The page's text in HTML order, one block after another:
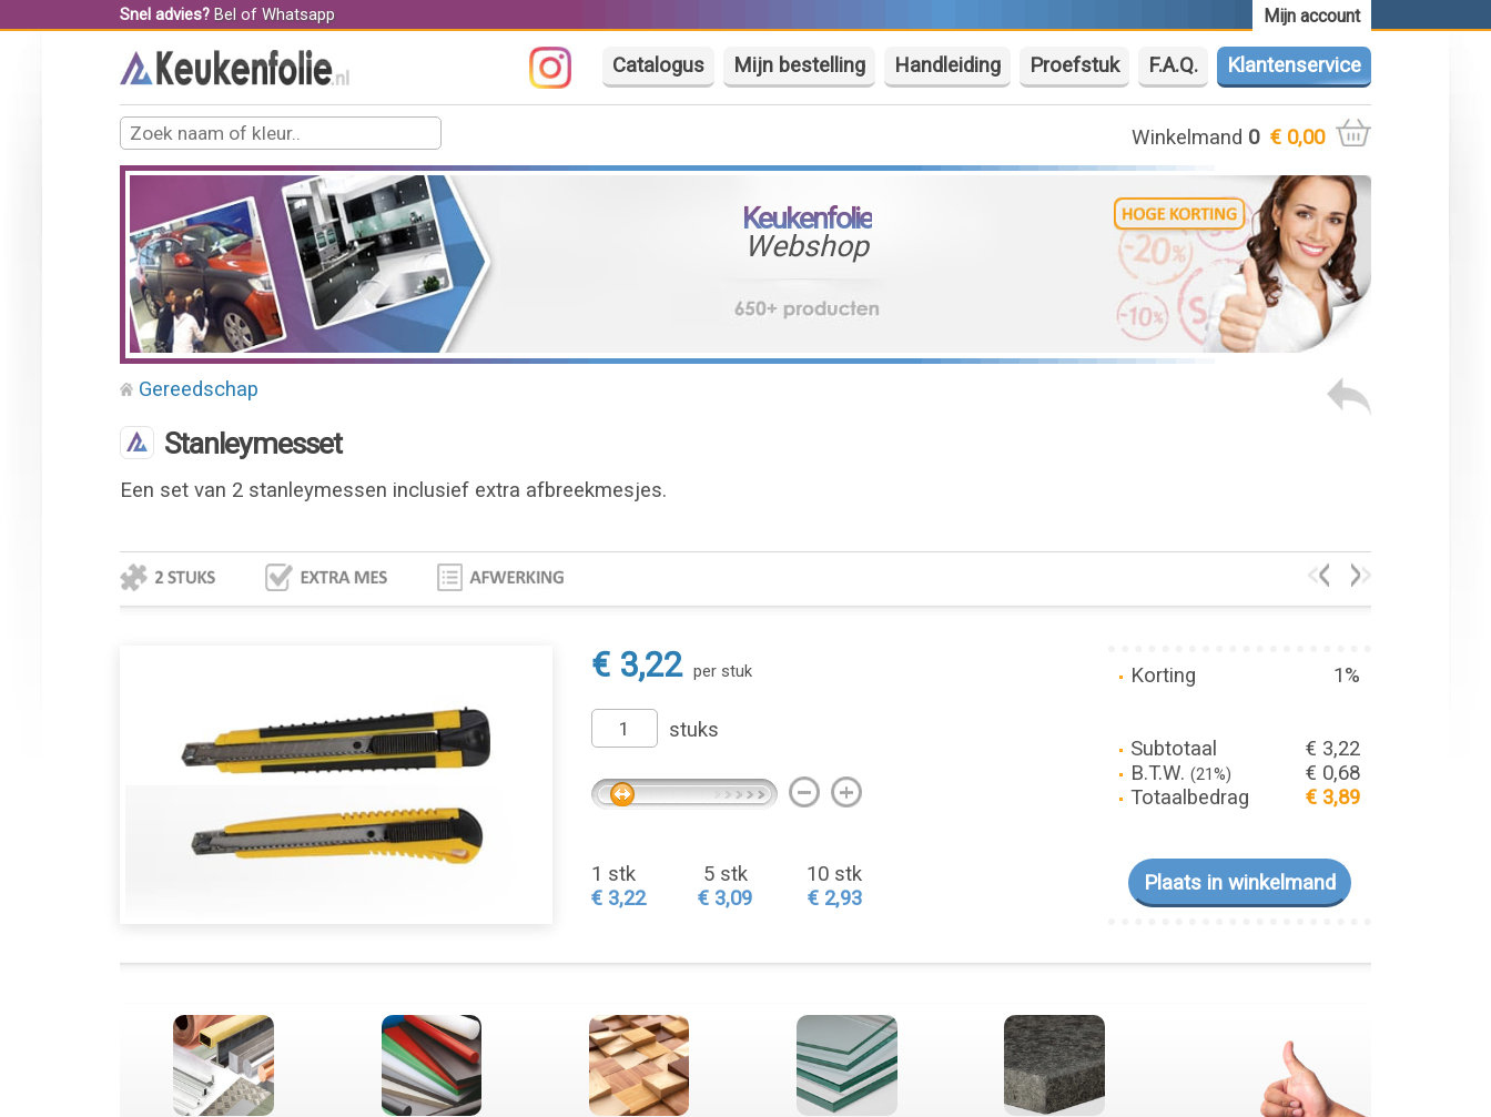
Mijn account
Snel advies? Belof Whatsapp
Catalogus Mijn bestelling Handleiding Proefstuk F.A.Q. Klantenservice
Winkelmand 0 € 0,00
Keukenfolie
Webshop
Gereedschap
Stanleymesset
Een set van 2 stanleymessen inclusief extra afbreekmesjes.
€ 3,22 per stuk
stuks
1 stk
€ 3,22
5 stk
€ 3,09
10 stk
€ 2,93
Korting 1%
Subtotaal
€ 3,22
B.T.W. (21%)
€ 0,68
Totaalbedrag
€ 3,89